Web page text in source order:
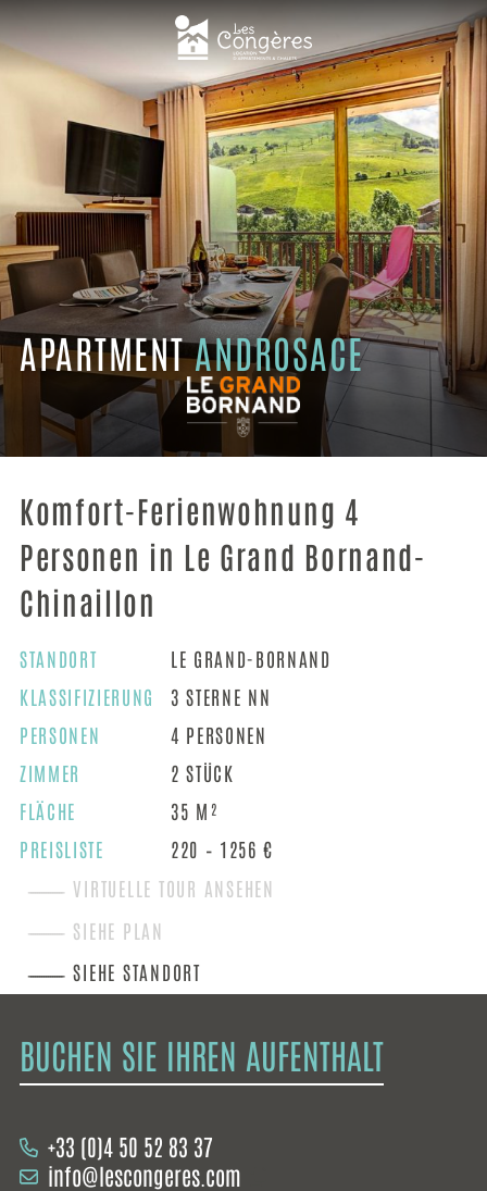
APARTMENTANDROSACE
Komfort-Ferienwohnung 4
Personen in Le Grand Bornand-
Chinaillon
STANDORT
LE GRAND-BORNAND
​​​​KLASSIFIZIERUNG
3 STERNE NN
PERSONEN
4 PERSONEN
ZIMMER
2 STÜCK
FLÄCHE
35 M²
PREISLISTE
220 – 1256 €
VIRTUELLE TOUR ANSEHEN
SIEHE PLAN
SIEHE STANDORT
BUCHEN SIE IHREN AUFENTHALT
+33 (0)4 50 52 83 37
info@lescongeres.com